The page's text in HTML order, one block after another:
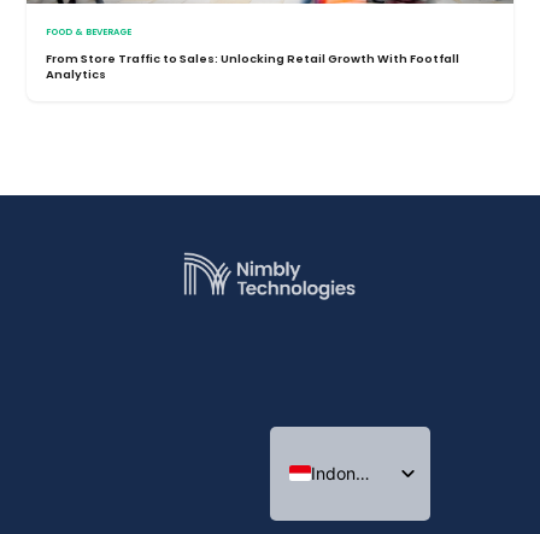
FOOD & BEVERAGE
From Store Traffic to Sales: Unlocking Retail Growth With Footfall
Analytics
Indonesian
English